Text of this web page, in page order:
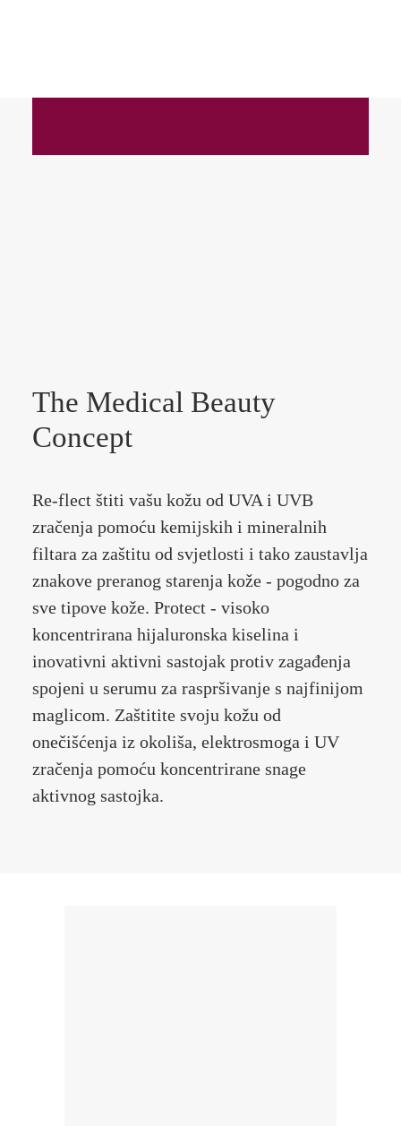
The Medical Beauty
Concept
Re-flect štiti vašu kožu od UVA i UVB
zračenja pomoću kemijskih i mineralnih
filtara za zaštitu od svjetlosti i tako zaustavlja
znakove preranog starenja kože - pogodno za
sve tipove kože. Protect - visoko
koncentrirana hijaluronska kiselina i
inovativni aktivni sastojak protiv zagađenja
spojeni u serumu za raspršivanje s najfinijom
maglicom. Zaštitite svoju kožu od
onečišćenja iz okoliša, elektrosmoga i UV
zračenja pomoću koncentrirane snage
aktivnog sastojka.